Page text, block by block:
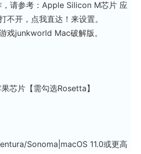
，请参考：Apple Silicon M芯片 应
不开，点我直达！来设置。
戏junkworld Mac破解版。
芯片【需勾选Rosetta】
Sonoma|macOS 11.0或更高